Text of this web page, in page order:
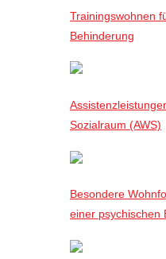
Trainingswohnen
Behinderung
Sozialraum (AWS)
Besondere
einer psychischen